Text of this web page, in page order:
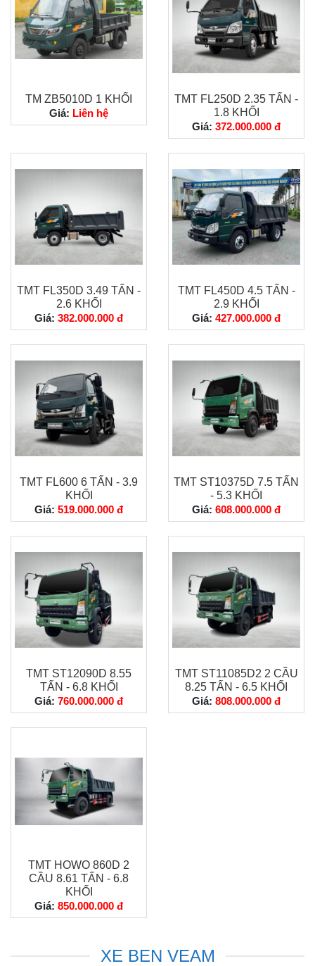
TM ZB5010D 1 KHỐI
Giá: Liên hệ
TMT FL250D 2.35 TẤN -
1.8 KHỐI
Giá: 372.000.000 đ
TMT FL350D 3.49 TẤN -
2.6 KHỐI
Giá: 382.000.000 đ
TMT FL450D 4.5 TẤN -
2.9 KHỐI
Giá: 427.000.000 đ
TMT FL600 6 TẤN - 3.9
KHỐI
Giá: 519.000.000 đ
TMT ST10375D 7.5 TẤN
- 5.3 KHỐI
Giá: 608.000.000 đ
TMT ST12090D 8.55
TẤN - 6.8 KHỐI
Giá: 760.000.000 đ
TMT ST11085D2 2 CẦU
8.25 TẤN - 6.5 KHỐI
Giá: 808.000.000 đ
TMT HOWO 860D 2
CẦU 8.61 TẤN - 6.8
KHỐI
Giá: 850.000.000 đ
XE BEN VEAM